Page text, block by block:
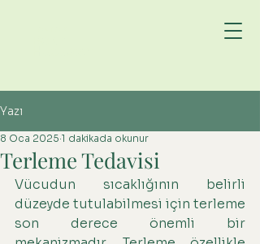
Yazı
Terleme Tedavisi
8 Oca 2025 1 dakikada okunur
Vücudun sıcaklığının belirli
düzeyde tutulabilmesi için terleme
son derece önemli bir